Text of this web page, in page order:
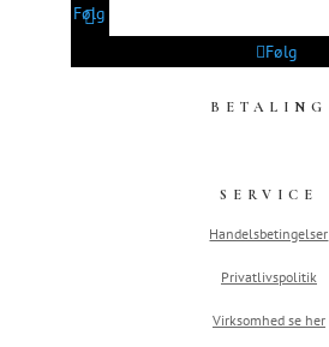
Følg
Følg
BETALING
SERVICE
Handelsbetingelser
Privatlivspolitik
Virksomhed se her